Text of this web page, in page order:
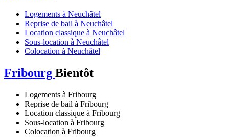
Logements à Neuchâtel
Reprise de bail à Neuchâtel
Location classique à Neuchâtel
Sous-location à Neuchâtel
Colocation à Neuchâtel
Fribourg Bientôt
Logements à Fribourg
Reprise de bail à Fribourg
Location classique à Fribourg
Sous-location à Fribourg
Colocation à Fribourg